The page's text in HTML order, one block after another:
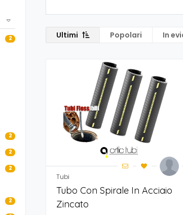
2
2
2
2
2
Ultimi Popolari In
Tubi
Tubo Con Spirale In Acciaio
Zincato